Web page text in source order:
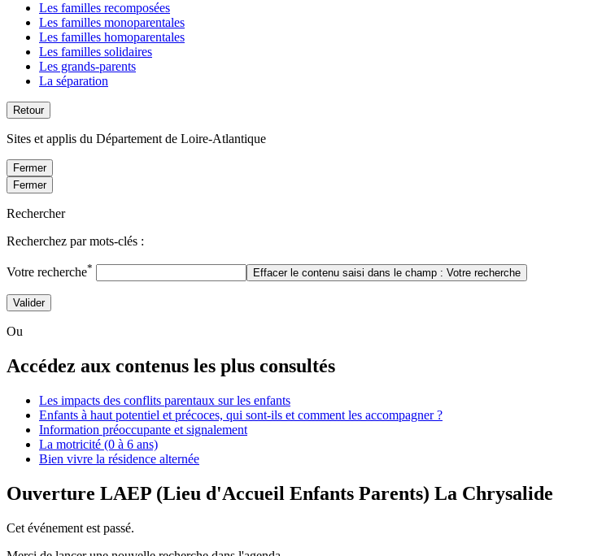
Les familles recomposées
Les familles monoparentales
Les familles homoparentales
Les familles solidaires
Les grands-parents
La séparation
Retour
Sites et applis du Département de Loire-Atlantique
Fermer
Fermer
Rechercher
Recherchez par mots-clés :
Votre recherche* Effacer le contenu saisi dans le champ : Votre recherche
Valider
Ou
Accédez aux contenus les plus consultés
Les impacts des conflits parentaux sur les enfants
Enfants à haut potentiel et précoces, qui sont-ils et comment les accompagner ?
Information préoccupante et signalement
La motricité (0 à 6 ans)
Bien vivre la résidence alternée
Ouverture LAEP (Lieu d'Accueil Enfants Parents) La Chrysalide
Cet événement est passé.